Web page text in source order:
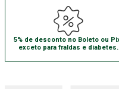
5% de desconto no Boleto ou
exceto para fraldas e diabetes.